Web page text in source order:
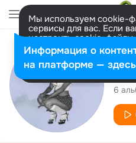
Мы используем cookie-
сервисы для вас. Если
настроить cookie-
представитель. Больше
Разрешить все
6
Информация о
на платформе — здесь